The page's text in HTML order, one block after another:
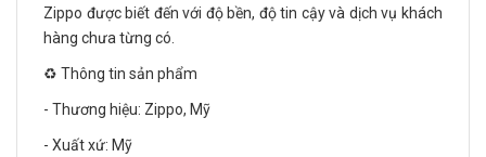
Zippo được biết đến với độ bền, độ tin cậy và dịch vụ khách
hàng chưa từng có.
♻️ Thông tin sản phẩm
- Thương hiệu: Zippo, Mỹ
- Xuất xứ: Mỹ